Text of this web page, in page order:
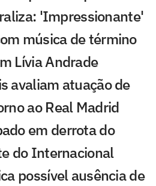
'Impressionante'
música de término
Lívia Andrade
avaliam atuação de
ao Real Madrid
em derrota do
do Internacional
possível ausência de